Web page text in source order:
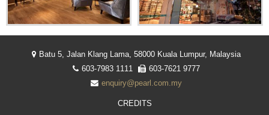
Batu 5, Jalan Klang Lama, 58000 Kuala Lumpur, Malaysia
603-7983 1111
603-7621 9777
enquiry@pearl.com.my
CREDITS